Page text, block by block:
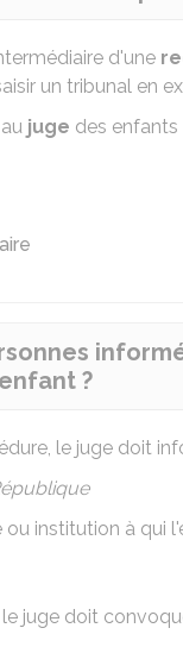
d'une
un tribunal en
juge des
?
le juge doit
ou institution à qui
juge doit